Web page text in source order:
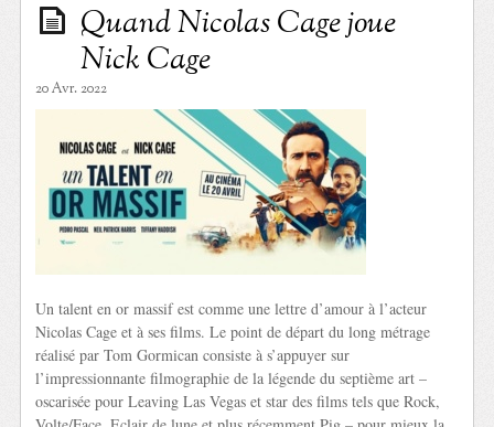
Quand Nicolas Cage joue
Nick Cage
20 Avr. 2022
Un talent en or massif est comme une lettre d’amour à l’acteur
Nicolas Cage et à ses films. Le point de départ du long métrage
réalisé par Tom Gormican consiste à s’appuyer sur
l’impressionnante filmographie de la légende du septième art –
oscarisée pour Leaving Las Vegas et star des films tels que Rock,